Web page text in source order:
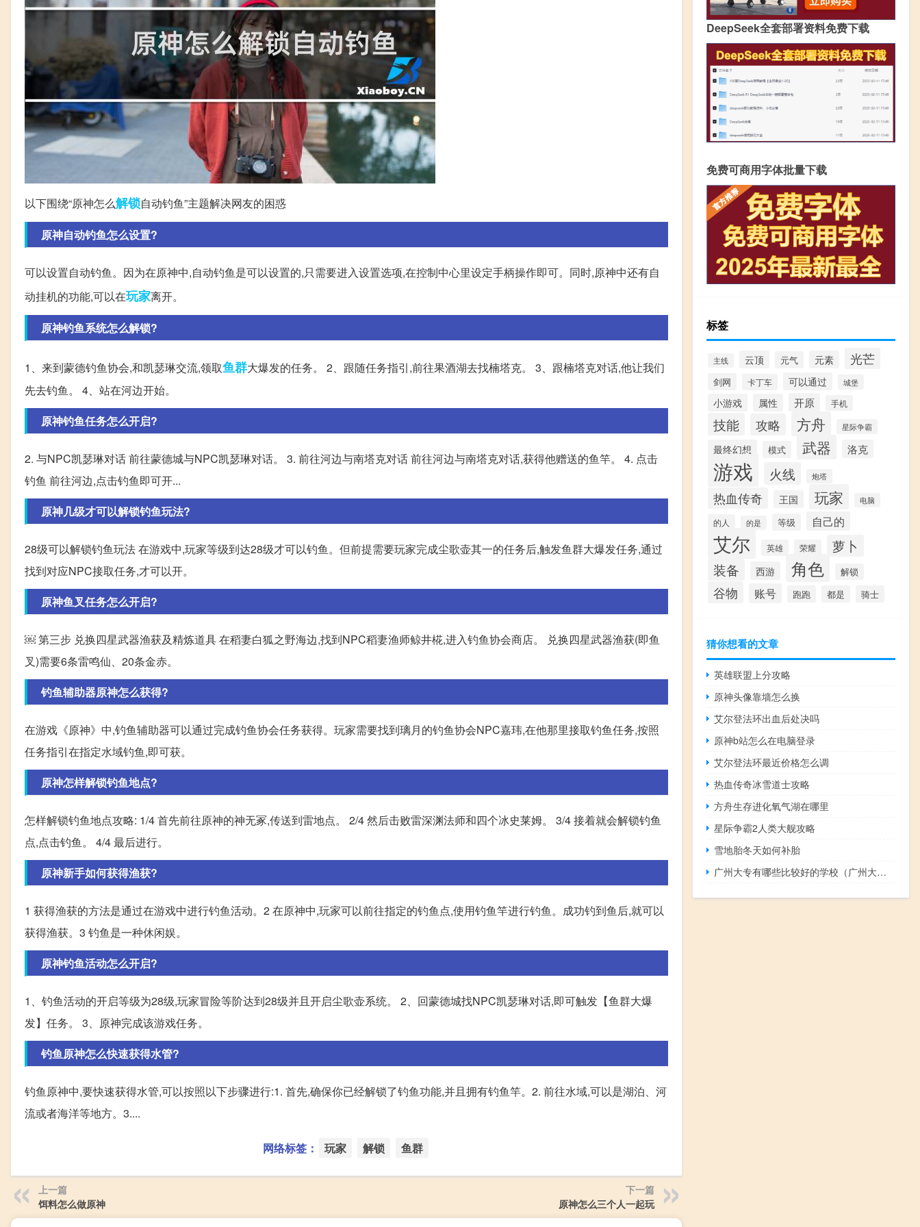
以下围绕“原神怎么解锁自动钓鱼”主题解决网友的困惑
原神自动钓鱼怎么设置?
可以设置自动钓鱼。因为在原神中,自动钓鱼是可以设置的,只需要进入设置选项,在控制中心里设定手柄操作即可。同时,原神中还有自
动挂机的功能,可以在玩家离开。
原神钓鱼系统怎么解锁?
1、来到蒙德钓鱼协会,和凯瑟琳交流,领取鱼群大爆发的任务。 2、跟随任务指引,前往果酒湖去找楠塔克。 3、跟楠塔克对话,他让我们
先去钓鱼。 4、站在河边开始。
原神钓鱼任务怎么开启?
2. 与NPC凯瑟琳对话 前往蒙德城与NPC凯瑟琳对话。 3. 前往河边与南塔克对话 前往河边与南塔克对话,获得他赠送的鱼竿。 4. 点击
钓鱼 前往河边,点击钓鱼即可开...
原神几级才可以解锁钓鱼玩法?
28级可以解锁钓鱼玩法 在游戏中,玩家等级到达28级才可以钓鱼。但前提需要玩家完成尘歌壶其一的任务后,触发鱼群大爆发任务,通过
找到对应NPC接取任务,才可以开。
原神鱼叉任务怎么开启?
￼ 第三步 兑换四星武器渔获及精炼道具 在稻妻白狐之野海边,找到NPC稻妻渔师鲸井椛,进入钓鱼协会商店。 兑换四星武器渔获(即鱼
叉)需要6条雷鸣仙、20条金赤。
钓鱼辅助器原神怎么获得?
在游戏《原神》中,钓鱼辅助器可以通过完成钓鱼协会任务获得。玩家需要找到璃月的钓鱼协会NPC嘉玮,在他那里接取钓鱼任务,按照
任务指引在指定水域钓鱼,即可获。
原神怎样解锁钓鱼地点?
怎样解锁钓鱼地点攻略: 1/4 首先前往原神的神无冢,传送到雷地点。 2/4 然后击败雷深渊法师和四个冰史莱姆。 3/4 接着就会解锁钓鱼
点,点击钓鱼。 4/4 最后进行。
原神新手如何获得渔获?
1 获得渔获的方法是通过在游戏中进行钓鱼活动。2 在原神中,玩家可以前往指定的钓鱼点,使用钓鱼竿进行钓鱼。成功钓到鱼后,就可以
获得渔获。3 钓鱼是一种休闲娱。
原神钓鱼活动怎么开启?
1、钓鱼活动的开启等级为28级,玩家冒险等阶达到28级并且开启尘歌壶系统。 2、回蒙德城找NPC凯瑟琳对话,即可触发【鱼群大爆
发】任务。 3、原神完成该游戏任务。
钓鱼原神怎么快速获得水管?
钓鱼原神中,要快速获得水管,可以按照以下步骤进行:1. 首先,确保你已经解锁了钓鱼功能,并且拥有钓鱼竿。2. 前往水域,可以是湖泊、河
流或者海洋等地方。3....
网络标签： 玩家 解锁 鱼群
上一篇
饵料怎么做原神
下一篇
原神怎么三个人一起玩
DeepSeek全套部署资料免费下载
免费可商用字体批量下载
标签
主线 云顶 元气 元素 光芒
剑网 卡丁车 可以通过 城堡
小游戏 属性 开原 手机
技能 攻略 方舟 星际争霸
最终幻想 模式 武器 洛克
游戏 火线 炮塔
热血传奇 王国 玩家 电脑
的人 的是 等级 自己的
艾尔 英雄 荣耀
萝卜
装备
西游 角色 解锁
谷物 账号 跑跑 都是 骑士
猜你想看的文章
英雄联盟上分攻略
原神头像靠墙怎么换
艾尔登法环出血后处决吗
原神b站怎么在电脑登录
艾尔登法环最近价格怎么调
热血传奇冰雪道士攻略
方舟生存进化氧气湖在哪里
星际争霸2人类大舰攻略
雪地胎冬天如何补胎
广州大专有哪些比较好的学校（广州大学怎么样）